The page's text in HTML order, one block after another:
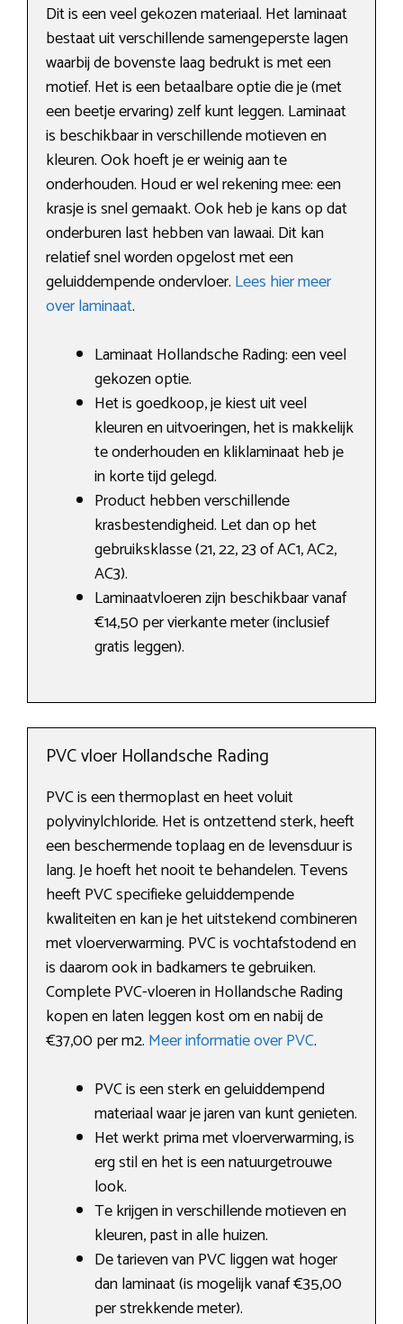
Dit is een veel gekozen materiaal. Het laminaat
bestaat uit verschillende samengeperste lagen
waarbij de bovenste laag bedrukt is met een
motief. Het is een betaalbare optie die je (met
een beetje ervaring) zelf kunt leggen. Laminaat
is beschikbaar in verschillende motieven en
kleuren. Ook hoeft je er weinig aan te
onderhouden. Houd er wel rekening mee: een
krasje is snel gemaakt. Ook heb je kans op dat
onderburen last hebben van lawaai. Dit kan
relatief snel worden opgelost met een
geluiddempende ondervloer. Lees hier meer
over laminaat.
Laminaat Hollandsche Rading: een veel
gekozen optie.
Het is goedkoop, je kiest uit veel
kleuren en uitvoeringen, het is makkelijk
te onderhouden en kliklaminaat heb je
in korte tijd gelegd.
Product hebben verschillende
krasbestendigheid. Let dan op het
gebruiksklasse (21, 22, 23 of AC1, AC2,
AC3).
Laminaatvloeren zijn beschikbaar vanaf
€14,50 per vierkante meter (inclusief
gratis leggen).
PVC vloer Hollandsche Rading
PVC is een thermoplast en heet voluit
polyvinylchloride. Het is ontzettend sterk, heeft
een beschermende toplaag en de levensduur is
lang. Je hoeft het nooit te behandelen. Tevens
heeft PVC specifieke geluiddempende
kwaliteiten en kan je het uitstekend combineren
met vloerverwarming. PVC is vochtafstodend en
is daarom ook in badkamers te gebruiken.
Complete PVC-vloeren in Hollandsche Rading
kopen en laten leggen kost om en nabij de
€37,00 per m2. Meer informatie over PVC.
PVC is een sterk en geluiddempend
materiaal waar je jaren van kunt genieten.
Het werkt prima met vloerverwarming, is
erg stil en het is een natuurgetrouwe
look.
Te krijgen in verschillende motieven en
kleuren, past in alle huizen.
De tarieven van PVC liggen wat hoger
dan laminaat (is mogelijk vanaf €35,00
per strekkende meter).